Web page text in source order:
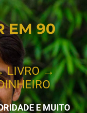
EM 90
LIVRO →
E MUITO